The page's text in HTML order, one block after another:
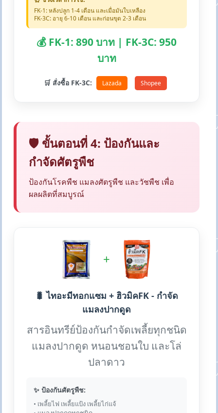
FK-1: หลังปลูก 1-4 เดือน และเมื่อมันใบเหลือง
FK-3C: อายุ 6-10 เดือน และก่อนขุด 2-3 เดือน
💰 FK-1: 890 บาท | FK-3C: 950
บาท
🛒 สั่งซื้อ FK-3C: Lazada Shopee
🛡️ ขั้นตอนที่ 4: ป้องกันและ
กำจัดศัตรูพืช
ป้องกันโรคพืช แมลงศัตรูพืช และวัชพืช เพื่อ
ผลผลิตที่สมบูรณ์
+
🐛 ไทอะมีทอกแซม + ฮิวมิคFK - กำจัด
แมลงปากดูด
สารอินทรีย์ป้องกันกำจัดเพลี้ยทุกชนิด
แมลงปากดูด หนอนชอนใบ และโล่
ปลาดาว
✨ ป้องกันศัตรูพืช:
• เพลี้ยไฟ เพลี้ยแป้ง เพลี้ยไก่แจ้